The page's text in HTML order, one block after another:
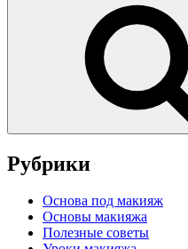
Рубрики
Основа под макияж
Основы макияжа
Полезные советы